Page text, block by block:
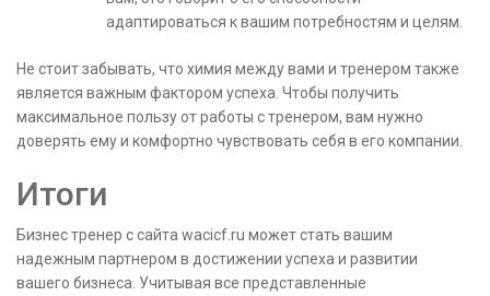
адаптироваться к вашим потребностям и целям.
Не стоит забывать, что химия между вами и тренером также
является важным фактором успеха. Чтобы получить
максимальное пользу от работы с тренером, вам нужно
доверять ему и комфортно чувствовать себя в его компании.
Итоги
Бизнес тренер с сайта wacicf.ru может стать вашим
надежным партнером в достижении успеха и развитии
вашего бизнеса. Учитывая все представленные